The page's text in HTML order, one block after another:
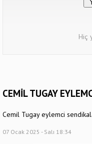
Hiç
CEMİL TUGAY
Cemil Tugay eylemci
07 Ocak 2025 - Salı 18:34